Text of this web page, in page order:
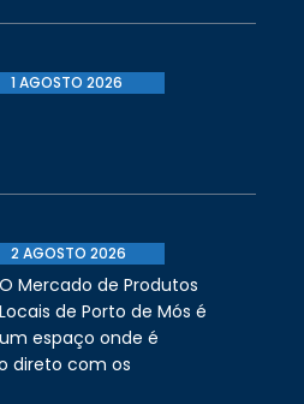
1 AGOSTO 2026
2 AGOSTO 2026
O Mercado de Produtos
Locais de Porto de Mós é
um espaço onde é
direto com os